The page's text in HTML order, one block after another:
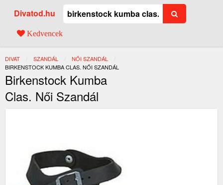
Divatod.hu
Kedvencek
DIVAT SZANDÁL
NŐI SZANDÁL
JELENLEGI:
BIRKENSTOCK KUMBA CLAS. NŐI SZANDÁL
Birkenstock Kumba
Clas. Női Szandál